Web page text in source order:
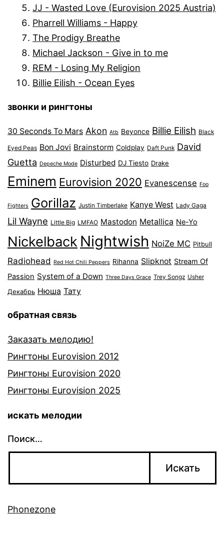
JJ - Wasted Love (Eurovision 2025 Austria)
Pharrell Williams - Happy
The Prodigy Breathe
Michael Jackson - Give in to me
REM - Losing My Religion
Billie Eilish - Ocean Eyes
звонки и рингтоны
30 Seconds To Mars Akon Atb Beyonce Billie Eilish Black
Eyed Peas Bon Jovi Brainstorm Coldplay Daft Punk David
Guetta Depeche Mode Disturbed DJ Tiesto Drake
Eminem Eurovision 2020 Evanescense Foo
Fighters Gorillaz Justin Timberlake Kanye West Lady Gaga
Lil Wayne Little Big LMFAO Mastodon Metallica Ne-Yo
Nickelback Nightwish NoiZe MC Pitbull
Radiohead Red Hot Chili Peppers Rihanna Slipknot Stream Of
Passion System of a Down Three Days Grace Trey Songz Usher
Декабрь Нюша Тату
обратная связь
Заказать мелодию!
Рингтоны Eurovision 2012
Рингтоны Eurovision 2020
Рингтоны Eurovision 2025
искать мелодии
Поиск…
Phonezone